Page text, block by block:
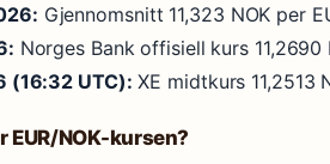
Gjennomsnitt 11,323 NOK per
Norges Bank offisiell kurs
(16:32 UTC): XE midtkurs 11,2513
EUR/NOK-kursen?